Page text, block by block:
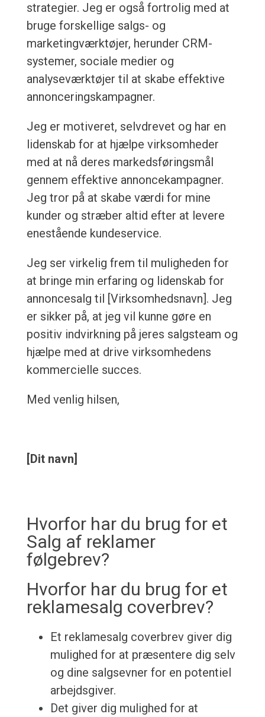
strategier. Jeg er også fortrolig med at
bruge forskellige salgs- og
marketingværktøjer, herunder CRM-
systemer, sociale medier og
analyseværktøjer til at skabe effektive
annonceringskampagner.
Jeg er motiveret, selvdrevet og har en
lidenskab for at hjælpe virksomheder
med at nå deres markedsføringsmål
gennem effektive annoncekampagner.
Jeg tror på at skabe værdi for mine
kunder og stræber altid efter at levere
enestående kundeservice.
Jeg ser virkelig frem til muligheden for
at bringe min erfaring og lidenskab for
annoncesalg til [Virksomhedsnavn]. Jeg
er sikker på, at jeg vil kunne gøre en
positiv indvirkning på jeres salgsteam og
hjælpe med at drive virksomhedens
kommercielle succes.
Med venlig hilsen,
[Dit navn]
Hvorfor har du brug for et
Salg af reklamer
følgebrev?
Hvorfor har du brug for et
reklamesalg coverbrev?
Et reklamesalg coverbrev giver dig
mulighed for at præsentere dig selv
og dine salgsevner for en potentiel
arbejdsgiver.
Det giver dig mulighed for at